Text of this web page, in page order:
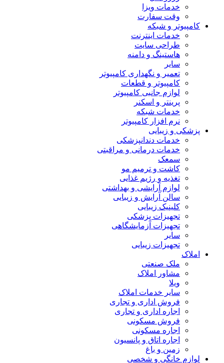
خدمات ویزا
وقت سفارت
کامپیوتر و شبکه
خدمات اینترنت
طراحی سایت
هاستینگ و دامنه
سایر
تعمیر و نگهداری کامپیوتر
کامپیوتر و قطعات
لوازم جانبی کامپیوتر
پرینتر و اسکنر
خدمات شبکه
نرم افزار کامپیوتر
پزشکی و زیبایی
خدمات دندانپزشکی
خدمات درمانی و مراقبتی
سمعک
کاشت و ترمیم مو
تغذیه و رژیم غذایی
لوازم آرایشی و بهداشتی
سالن آرایش و زیبایی
کلینیک زیبایی
تجهیزات پزشکی
تجهیزات آزمایشگاهی
سایر
تجهیزات زیبایی
املاک
ملک صنعتی
مشاور املاک
ویلا
سایر خدمات املاک
فروش اداری و تجاری
اجاره اداری و تجاری
فروش مسکونی
اجاره مسکونی
اجاره اتاق و پانسیون
زمین و باغ
لوازم خانگی و شخصی